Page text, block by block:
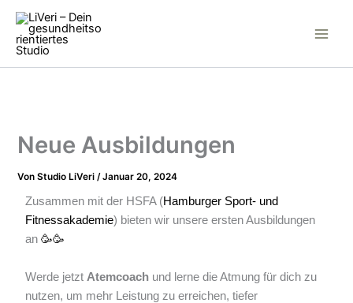
springen
Zum
Inhalt
springen
Neue Ausbildungen
VonStudio LiVeri/Januar 20, 2024
Zusammen mit der HSFA (Hamburger Sport- und
Fitnessakademie) bieten wir unsere ersten Ausbildungen
an🥳🥳
Werde jetzt Atemcoach und lerne die Atmung für dich zu
nutzen, um mehr Leistung zu erreichen, tiefer